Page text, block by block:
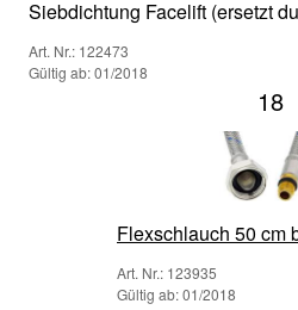
Siebdichtung Facelift (ersetzt
Art. Nr.: 122473
Gültig ab: 01/2018
18
Flexschlauch 50 cm
Art. Nr.: 123935
Gültig ab: 01/2018